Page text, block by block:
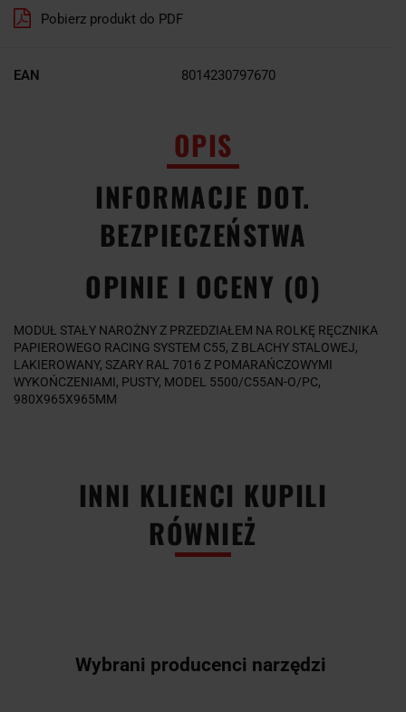
Pobierz produkt do PDF
EAN 8014230797670
OPIS
INFORMACJE DOT.
BEZPIECZEŃSTWA
OPINIE I OCENY (0)
MODUŁ STAŁY NAROŻNY Z PRZEDZIAŁEM NA ROLKĘ RĘCZNIKA
PAPIEROWEGO RACING SYSTEM C55, Z BLACHY STALOWEJ,
LAKIEROWANY, SZARY RAL 7016 Z POMARAŃCZOWYMI
WYKOŃCZENIAMI, PUSTY, MODEL 5500/C55AN-O/PC,
980X965X965MM
INNI KLIENCI KUPILI
RÓWNIEŻ
Wybrani producenci narzędzi